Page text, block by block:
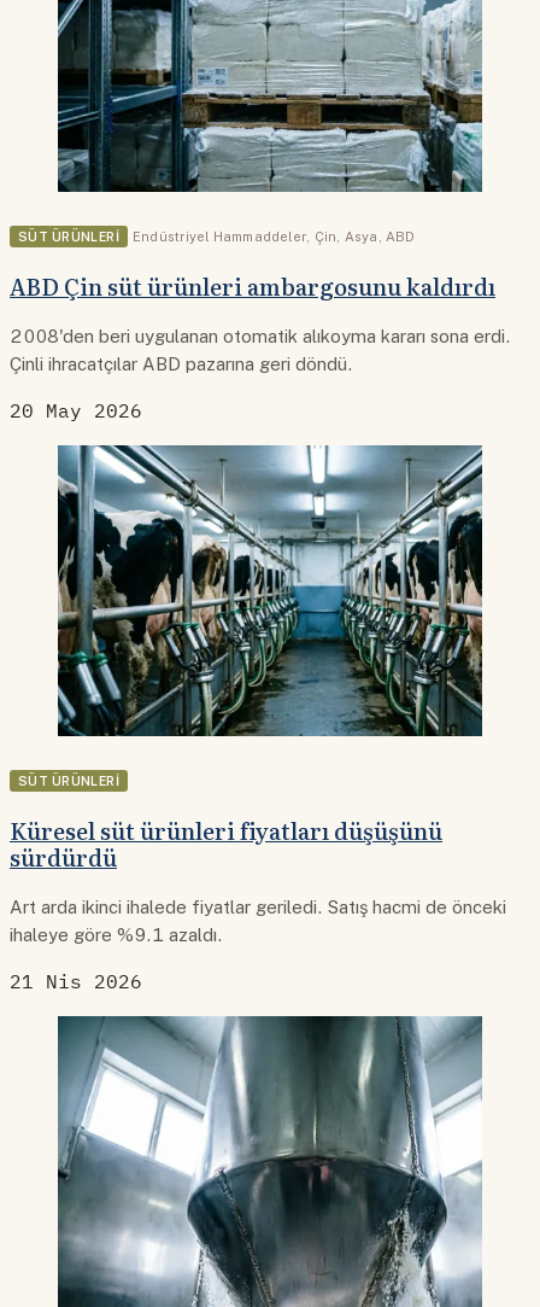
SÜT ÜRÜNLERI Endüstriyel Hammaddeler Çin Asya ABD
ABD Çin süt ürünleri ambargosunu kaldırdı
2008'den beri uygulanan otomatik alıkoyma kararı sona erdi.
Çinli ihracatçılar ABD pazarına geri döndü.
20 May 2026
SÜT ÜRÜNLERI
Küresel süt ürünleri fiyatları düşüşünü
sürdürdü
Art arda ikinci ihalede fiyatlar geriledi. Satış hacmi de önceki
ihaleye göre %9.1 azaldı.
21 Nis 2026